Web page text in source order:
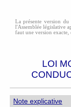
La présente version
l'Assemblée législative
faut une version exacte,
LOI
Note explicative